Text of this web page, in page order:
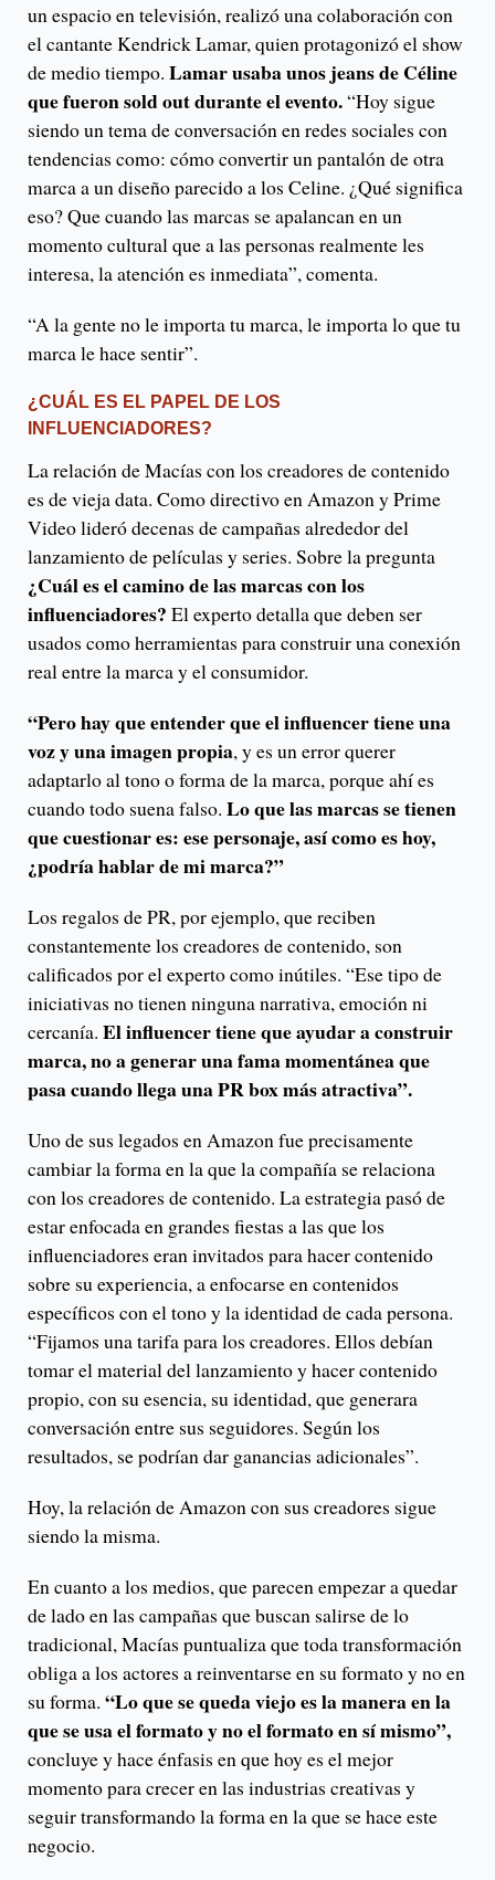
un espacio en televisión, realizó una colaboración con
el cantante Kendrick Lamar, quien protagonizó el show
de medio tiempo. Lamar usaba unos jeans de Céline
que fueron sold out durante el evento.“Hoy sigue
siendo un tema de conversación en redes sociales con
tendencias como: cómo convertir un pantalón de otra
marca a un diseño parecido a los Celine. ¿Qué significa
eso? Que cuando las marcas se apalancan en un
momento cultural que a las personas realmente les
interesa, la atención es inmediata”, comenta.
“A la gente no le importa tu marca, le importa lo que tu
marca le hace sentir”.
¿CUÁL ES EL PAPEL DE LOS
INFLUENCIADORES?
La relación de Macías con los creadores de contenido
es de vieja data. Como directivo en Amazon y Prime
Video lideró decenas de campañas alrededor del
lanzamiento de películas y series. Sobre la pregunta
¿Cuál es el camino de las marcas con los
influenciadores? El experto detalla que deben ser
usados como herramientas para construir una conexión
real entre la marca y el consumidor.
“Pero hay que entender que el influencer tiene una
voz y una imagen propia, y es un error querer
adaptarlo al tono o forma de la marca, porque ahí es
cuando todo suena falso. Lo que las marcas se tienen
que cuestionar es: ese personaje, así como es hoy,
¿podría hablar de mi marca?”
Los regalos de PR, por ejemplo, que reciben
constantemente los creadores de contenido, son
calificados por el experto como inútiles. “Ese tipo de
iniciativas no tienen ninguna narrativa, emoción ni
cercanía. El influencer tiene que ayudar a construir
marca, no a generar una fama momentánea que
pasa cuando llega una PR box más atractiva”.
Uno de sus legados en Amazon fue precisamente
cambiar la forma en la que la compañía se relaciona
con los creadores de contenido. La estrategia pasó de
estar enfocada en grandes fiestas a las que los
influenciadores eran invitados para hacer contenido
sobre su experiencia, a enfocarse en contenidos
específicos con el tono y la identidad de cada persona.
“Fijamos una tarifa para los creadores. Ellos debían
tomar el material del lanzamiento y hacer contenido
propio, con su esencia, su identidad, que generara
conversación entre sus seguidores. Según los
resultados, se podrían dar ganancias adicionales”.
Hoy, la relación de Amazon con sus creadores sigue
siendo la misma.
En cuanto a los medios, que parecen empezar a quedar
de lado en las campañas que buscan salirse de lo
tradicional, Macías puntualiza que toda transformación
obliga a los actores a reinventarse en su formato y no en
su forma. “Lo que se queda viejo es la manera en la
que se usa el formato y no el formato en sí mismo”,
concluye y hace énfasis en que hoy es el mejor
momento para crecer en las industrias creativas y
seguir transformando la forma en la que se hace este
negocio.